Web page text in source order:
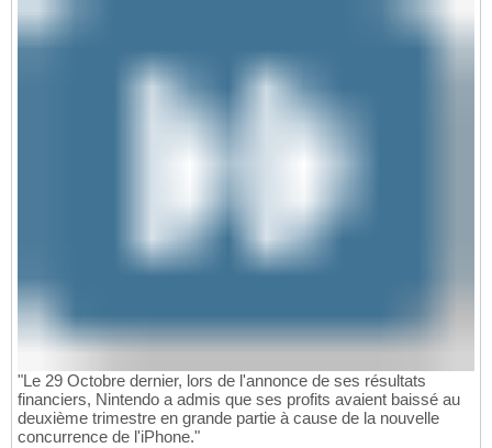
"Le 29 Octobre dernier, lors de l'annonce de ses résultats
financiers, Nintendo a admis que ses profits avaient baissé au
deuxième trimestre en grande partie à cause de la nouvelle
concurrence de l'iPhone."